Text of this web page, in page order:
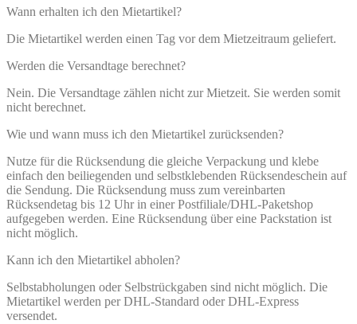
Wann erhalten ich den Mietartikel?
Die Mietartikel werden einen Tag vor dem Mietzeitraum geliefert.
Werden die Versandtage berechnet?
Nein. Die Versandtage zählen nicht zur Mietzeit. Sie werden somit
nicht berechnet.
Wie und wann muss ich den Mietartikel zurücksenden?
Nutze für die Rücksendung die gleiche Verpackung und klebe
einfach den beiliegenden und selbstklebenden Rücksendeschein auf
die Sendung. Die Rücksendung muss zum vereinbarten
Rücksendetag bis 12 Uhr in einer Postfiliale/DHL-Paketshop
aufgegeben werden. Eine Rücksendung über eine Packstation ist
nicht möglich.
Kann ich den Mietartikel abholen?
Selbstabholungen oder Selbstrückgaben sind nicht möglich. Die
Mietartikel werden per DHL-Standard oder DHL-Express
versendet.